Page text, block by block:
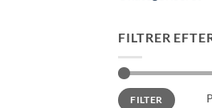
FILTRER
Mindste
pris
Højeste
prisFILTER